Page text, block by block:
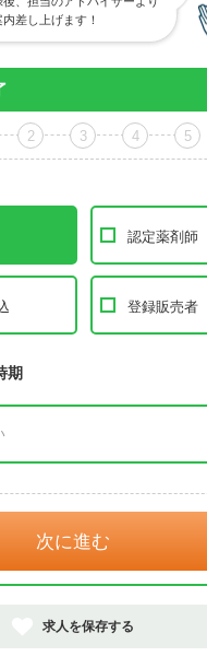
差し上げます！
2 3 4 5
認定薬剤師
登録販売者
期
次に進む
求人を保存する